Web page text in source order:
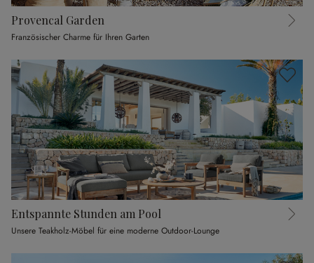
Provencal Garden
Französischer Charme für Ihren Garten
Entspannte Stunden am Pool
Unsere Teakholz-Möbel für eine moderne Outdoor-Lounge